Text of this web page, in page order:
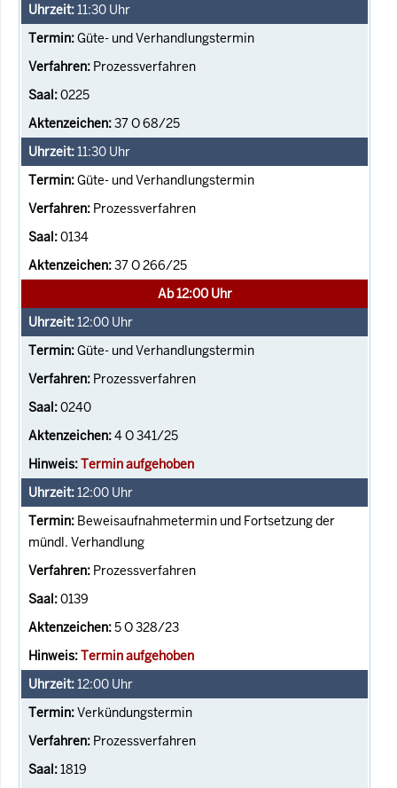
11:30 Uhr
Güte- und Verhandlungstermin
Prozessverfahren
0225
37 O 68/25
11:30 Uhr
Güte- und Verhandlungstermin
Prozessverfahren
0134
37 O 266/25
Ab 12:00 Uhr
12:00 Uhr
Güte- und Verhandlungstermin
Prozessverfahren
0240
4 O 341/25
Termin aufgehoben
12:00 Uhr
Beweisaufnahmetermin und Fortsetzung der
mündl. Verhandlung
Prozessverfahren
0139
5 O 328/23
Termin aufgehoben
12:00 Uhr
Verkündungstermin
Prozessverfahren
1819